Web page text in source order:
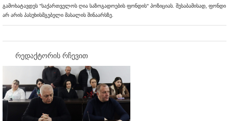
გამოხატავდეს "საქართველოს ღია საზოგადოების ფონდის" პოზიციას. შესაბამისად, ფონდი
არ არის პასუხისმგებელი მასალის შინაარსზე.
რედაქტორის რჩევით